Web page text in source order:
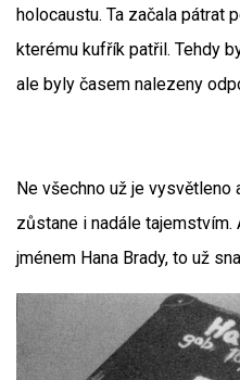
holocaustu. Ta začala pátrat
kterému kufřík patřil. Tehdy
ale byly časem nalezeny
Ne všechno už je vysvětleno
zůstane i nadále
jménem Hana Brady, to už